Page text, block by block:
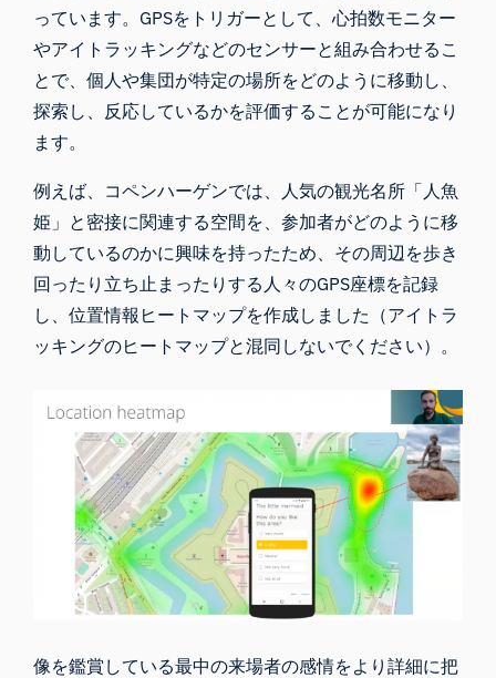
っています。GPSをトリガーとして、心拍数モニター
やアイトラッキングなどのセンサーと組み合わせるこ
とで、個人や集団が特定の場所をどのように移動し、
探索し、反応しているかを評価することが可能になり
ます。
例えば、コペンハーゲンでは、人気の観光名所「人魚
姫」と密接に関連する空間を、参加者がどのように移
動しているのかに興味を持ったため、その周辺を歩き
回ったり立ち止まったりする人々のGPS座標を記録
し、位置情報ヒートマップを作成しました（アイトラ
ッキングのヒートマップと混同しないでください）。
像を鑑賞している最中の来場者の感情をより詳細に把